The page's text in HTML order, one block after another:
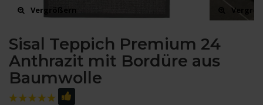
Vergrößern
Sisal Teppich Premium 24
Anthrazit mit Bordüre aus
Baumwolle